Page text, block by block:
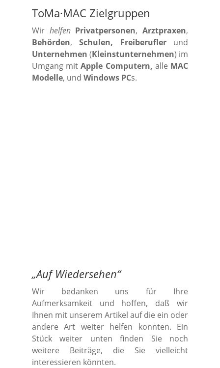
ToMa·MAC Zielgruppen
Wir helfen Privatpersonen,Arztpraxen,
Behörden,Schulen, Freiberuflerund
Unternehmen (Kleinstunternehmen) im
Umgang mitApple Computern, alle MAC
Modelle, und Windows PCs.
„Auf Wiedersehen“
Wir bedanken uns für Ihre
Aufmerksamkeit und hoffen, daß wir
Ihnen mit unserem Artikel auf die ein oder
andere Art weiter helfen konnten. Ein
Stück weiter unten finden Sie noch
weitere Beiträge, die Sie vielleicht
interessieren könnten.